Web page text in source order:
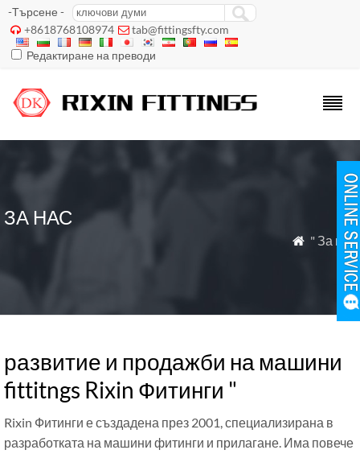
-Търсене -
 +8618768108974  tab@fittingsfty.com
Редактиране на преводи
ЗА НАС
 " За нас
развитие и продажби на машини
fittitngs Rixin Фитинги "
Rixin Фитинги е създадена през 2001, специализирана в
разработката на машини фитинги и прилагане. Има повече